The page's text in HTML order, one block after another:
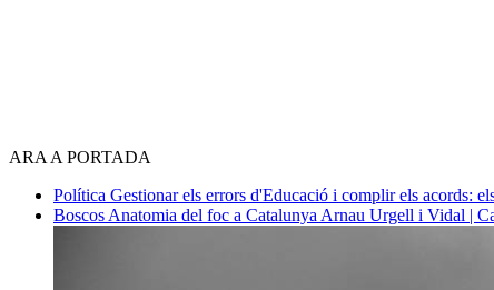
ARA A PORTADA
Política Gestionar els errors d'Educació i complir els acords:
Boscos Anatomia del foc a Catalunya Arnau Urgell i Vidal |